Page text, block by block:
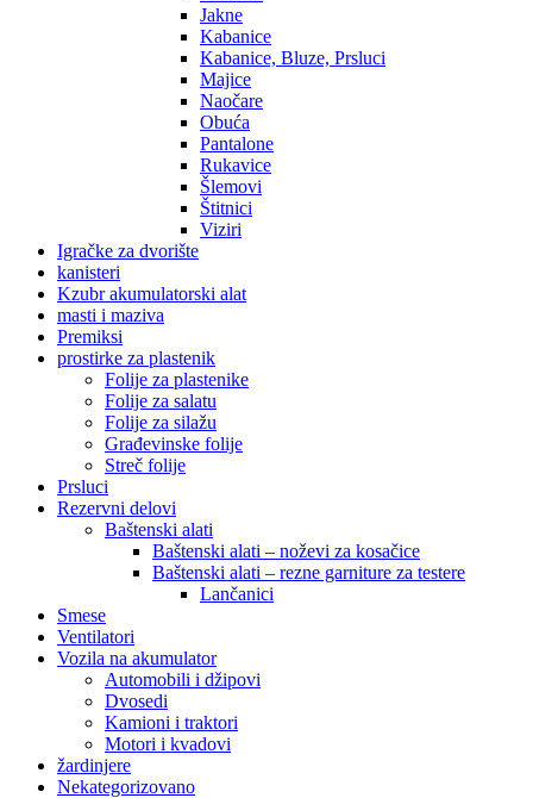
Jakne
Kabanice
Kabanice, Bluze, Prsluci
Majice
Naočare
Obuća
Pantalone
Rukavice
Šlemovi
Štitnici
Viziri
Igračke za dvorište
kanisteri
Kzubr akumulatorski alat
masti i maziva
Premiksi
prostirke za plastenik
Folije za plastenike
Folije za salatu
Folije za silažu
Građevinske folije
Streč folije
Prsluci
Rezervni delovi
Baštenski alati
Baštenski alati – noževi za kosačice
Baštenski alati – rezne garniture za testere
Lančanici
Smese
Ventilatori
Vozila na akumulator
Automobili i džipovi
Dvosedi
Kamioni i traktori
Motori i kvadovi
žardinjere
Nekategorizovano